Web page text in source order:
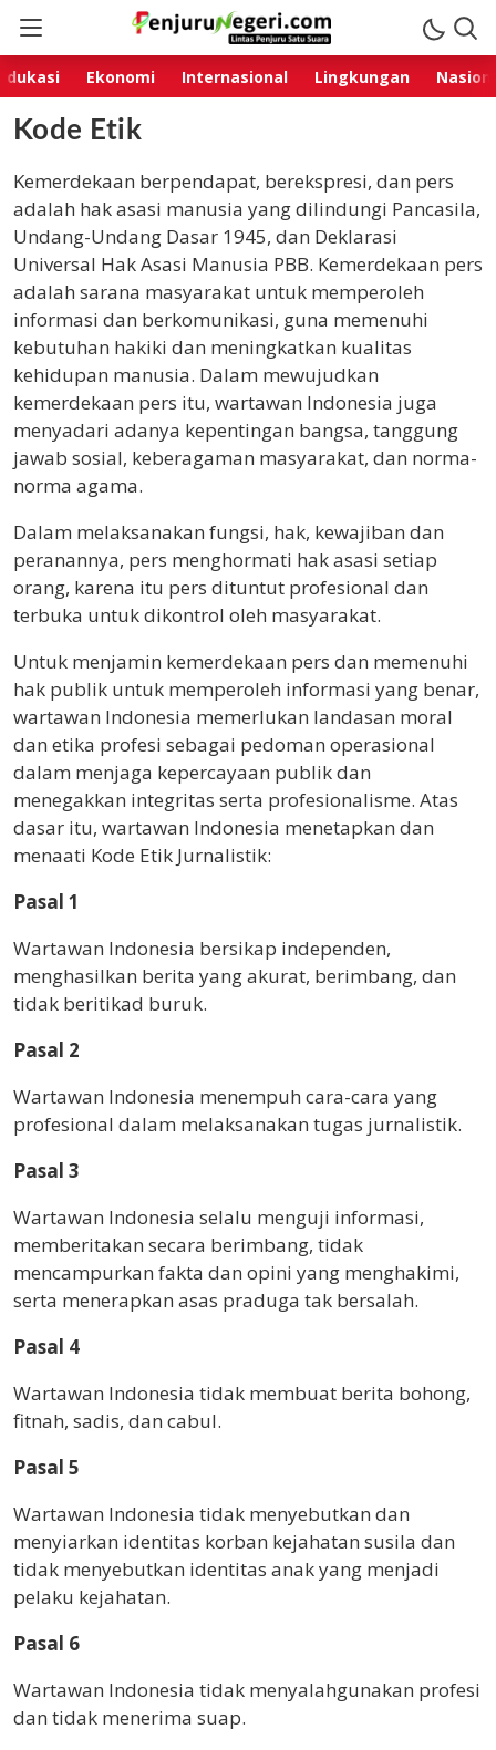
Penjurunegeri.com
Lintas Penjuru, Satu Suara!
Ekonomi Internasional Lingkungan
Kode Etik
Kemerdekaan berpendapat, berekspresi, dan pers
adalah hak asasi manusia yang dilindungi Pancasila,
Undang-Undang Dasar 1945, dan Deklarasi
Universal Hak Asasi Manusia PBB. Kemerdekaan pers
adalah sarana masyarakat untuk memperoleh
informasi dan berkomunikasi, guna memenuhi
kebutuhan hakiki dan meningkatkan kualitas
kehidupan manusia. Dalam mewujudkan
kemerdekaan pers itu, wartawan Indonesia juga
menyadari adanya kepentingan bangsa, tanggung
jawab sosial, keberagaman masyarakat, dan norma-
norma agama.
Dalam melaksanakan fungsi, hak, kewajiban dan
peranannya, pers menghormati hak asasi setiap
orang, karena itu pers dituntut profesional dan
terbuka untuk dikontrol oleh masyarakat.
Untuk menjamin kemerdekaan pers dan memenuhi
hak publik untuk memperoleh informasi yang benar,
wartawan Indonesia memerlukan landasan moral
dan etika profesi sebagai pedoman operasional
dalam menjaga kepercayaan publik dan
menegakkan integritas serta profesionalisme. Atas
dasar itu, wartawan Indonesia menetapkan dan
menaati Kode Etik Jurnalistik:
Pasal 1
Wartawan Indonesia bersikap independen,
menghasilkan berita yang akurat, berimbang, dan
tidak beritikad buruk.
Pasal 2
Wartawan Indonesia menempuh cara-cara yang
profesional dalam melaksanakan tugas jurnalistik.
Pasal 3
Wartawan Indonesia selalu menguji informasi,
memberitakan secara berimbang, tidak
mencampurkan fakta dan opini yang menghakimi,
serta menerapkan asas praduga tak bersalah.
Pasal 4
Wartawan Indonesia tidak membuat berita bohong,
fitnah, sadis, dan cabul.
Pasal 5
Wartawan Indonesia tidak menyebutkan dan
menyiarkan identitas korban kejahatan susila dan
tidak menyebutkan identitas anak yang menjadi
pelaku kejahatan.
Pasal 6
Wartawan Indonesia tidak menyalahgunakan profesi
dan tidak menerima suap.